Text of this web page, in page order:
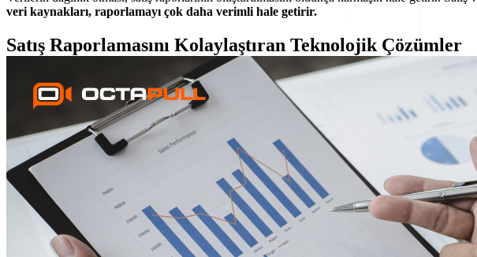
veri kaynakları, raporlamayı çok daha verimli hale getirir.
Satış Raporlamasını Kolaylaştıran Teknolojik Çözümler